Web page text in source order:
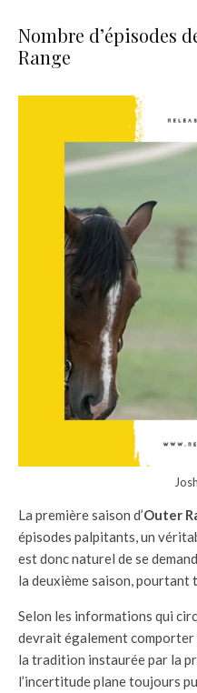
Nombre d’épisodes
Range
La première saison d’Outer
épisodes palpitants, un
est donc naturel de se
la deuxième saison, pourtant
Selon les informations qui
devrait également
la tradition instaurée par la
l’incertitude plane toujours